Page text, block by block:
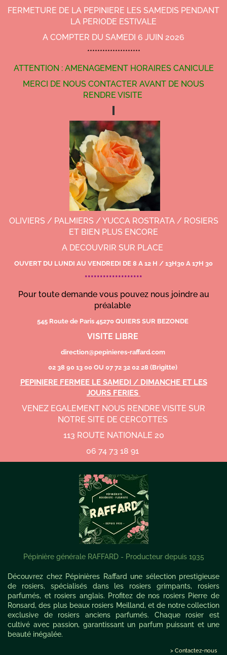
FERMETURE DE LA PEPINIERE LES SAMEDIS PENDANT
LA PERIODE ESTIVALE
A COMPTER DU SAMEDI 6 JUIN 2026
*********************
ATTENTION : AMENAGEMENT HORAIRES CANICULE
MERCI DE NOUS CONTACTER AVANT DE NOUS
RENDRE VISITE
OLIVIERS / PALMIERS / YUCCA ROSTRATA / ROSIERS
ET BIEN PLUS ENCORE
A DECOUVRIR SUR PLACE
OUVERT DU LUNDI AU VENDREDI DE 8 A 12 H / 13H30 A 17H 30
*******************
Pour toute demande vous pouvez nous joindre au
préalable
545 Route de Paris 45270 QUIERS SUR BEZONDE
VISITE LIBRE
direction@pepinieres-raffard.com
02 38 90 13 00 OU 07 72 32 02 28 (Brigitte)
PEPINIERE FERMEE LE SAMEDI / DIMANCHE ET LES
JOURS FERIES
VENEZ EGALEMENT NOUS RENDRE VISITE SUR
NOTRE SITE DE CERCOTTES
113 ROUTE NATIONALE 20
06 74 73 18 91
Pépinière générale RAFFARD - Producteur depuis 1935
Découvrez chez Pépinières Raffard une sélection prestigieuse
de rosiers, spécialisés dans les rosiers grimpants, rosiers
parfumés, et rosiers anglais. Profitez de nos rosiers Pierre de
Ronsard, des plus beaux rosiers Meilland, et de notre collection
exclusive de rosiers anciens parfumés. Chaque rosier est
cultivé avec passion, garantissant un parfum puissant et une
beauté inégalée.
> Contactez-nous